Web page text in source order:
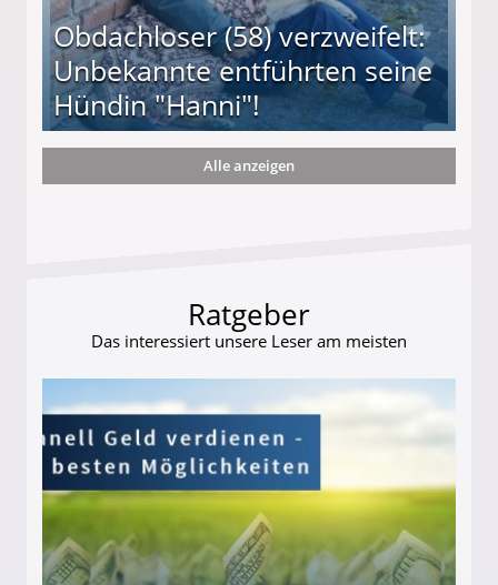
Obdachloser (58) verzweifelt:
Unbekannte entführten seine
Hündin "Hanni"!
entführten seine Hündin "Hanni"!
Alle anzeigen
Ratgeber
Das interessiert unsere Leser am meisten